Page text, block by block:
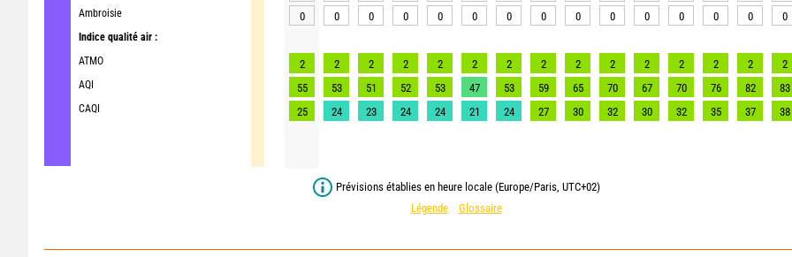
Ambroisie
Indice qualité air :
ATMO
AQI
CAQI
0
0 0 0 0 0 0 0 0 0 0 0 0 0 0
2 2 2 2 2 2 2 2 2 2 2 2 2 2 2
55
53 51 52 53 47 53 59 65 70 67 70 76 82 83
25
24 23 24 24 21 24 27 30 32 30 32 35 37 38
Prévisions établies en heure locale (Europe/Paris, UTC+02)
Légende
Glossaire